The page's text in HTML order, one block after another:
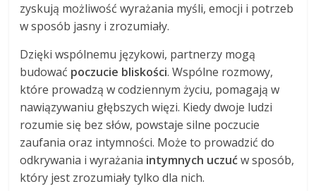
zyskują możliwość wyrażania myśli, emocji i potrzeb
w sposób jasny i zrozumiały.
Dzięki wspólnemu językowi, partnerzy mogą
budować poczucie bliskości. Wspólne rozmowy,
które prowadzą w codziennym życiu, pomagają w
nawiązywaniu głębszych więzi. Kiedy dwoje ludzi
rozumie się bez słów, powstaje silne poczucie
zaufania oraz intymności. Może to prowadzić do
odkrywania i wyrażania intymnych uczućw sposób,
który jest zrozumiały tylko dla nich.